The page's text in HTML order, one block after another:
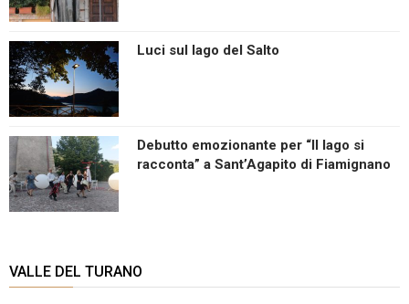
Luci sul lago del Salto
Debutto emozionante per “Il lago si
racconta” a Sant’Agapito di Fiamignano
VALLE DEL TURANO